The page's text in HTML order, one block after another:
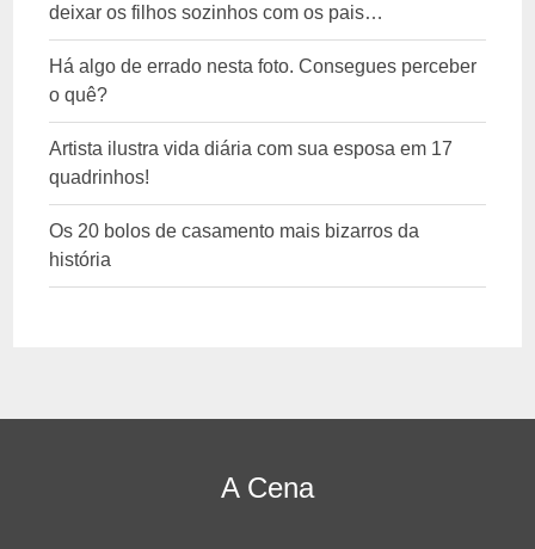
deixar os filhos sozinhos com os pais…
Há algo de errado nesta foto. Consegues perceber
o quê?
Artista ilustra vida diária com sua esposa em 17
quadrinhos!
Os 20 bolos de casamento mais bizarros da
história
A Cena